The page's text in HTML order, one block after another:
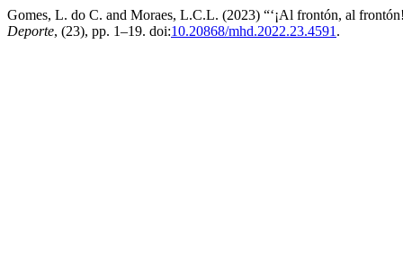
Gomes, L. do C. and Moraes, L.C.L. (2023) “‘¡Al frontón, al
Deporte, (23), pp. 1–19. doi:10.20868/mhd.2022.23.4591 .